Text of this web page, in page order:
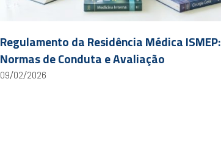
Regulamento da Residência Médica ISMEP:
Normas de Conduta e Avaliação
09/02/2026